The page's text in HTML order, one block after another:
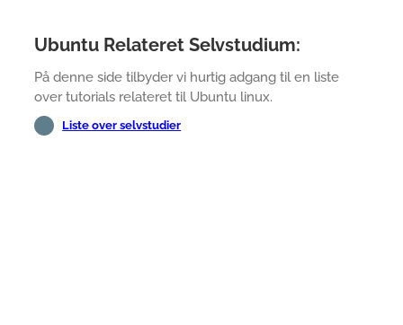
Ubuntu Relateret Selvstudium:
På denne side tilbyder vi hurtig adgang til en liste
over tutorials relateret til Ubuntu linux.
Liste over selvstudier